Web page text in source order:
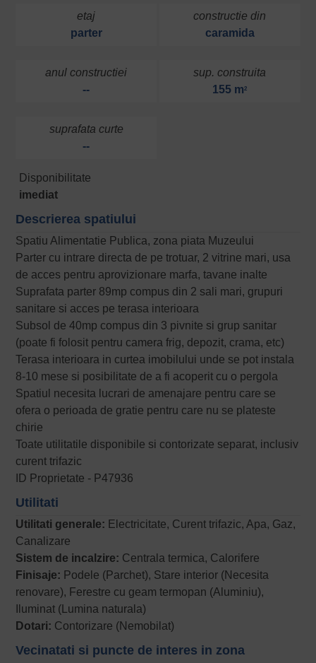
etaj
parter
constructie din
caramida
anul constructiei
--
sup. construita
155 m2
suprafata curte
--
Disponibilitate
imediat
Descrierea spatiului
Spatiu Alimentatie Publica, zona piata Muzeului
Parter cu intrare directa de pe trotuar, 2 vitrine mari, usa
de acces pentru aprovizionare marfa, tavane inalte
Suprafata parter 89mp compus din 2 sali mari, grupuri
sanitare si acces pe terasa interioara
Subsol de 40mp compus din 3 pivnite si grup sanitar
(poate fi folosit pentru camera frig, depozit, crama, etc)
Terasa interioara in curtea imobilului unde se pot instala
8-10 mese si posibilitate de a fi acoperit cu o pergola
Spatiul necesita lucrari de amenajare pentru care se
ofera o perioada de gratie pentru care nu se plateste
chirie
Toate utilitatile disponibile si contorizate separat, inclusiv
curent trifazic
ID Proprietate - P47936
Utilitati
Utilitati generale: Electricitate, Curent trifazic, Apa, Gaz,
Canalizare
Sistem de incalzire: Centrala termica, Calorifere
Finisaje: Podele (Parchet), Stare interior (Necesita
renovare), Ferestre cu geam termopan (Aluminiu),
Iluminat (Lumina naturala)
Dotari: Contorizare (Nemobilat)
Vecinatati si puncte de interes in zona